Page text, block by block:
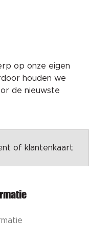
op onze eigen
houden we
de nieuwste
of klantenkaart